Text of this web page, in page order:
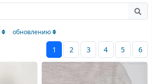
обновлению
1 2 3 4 5 6